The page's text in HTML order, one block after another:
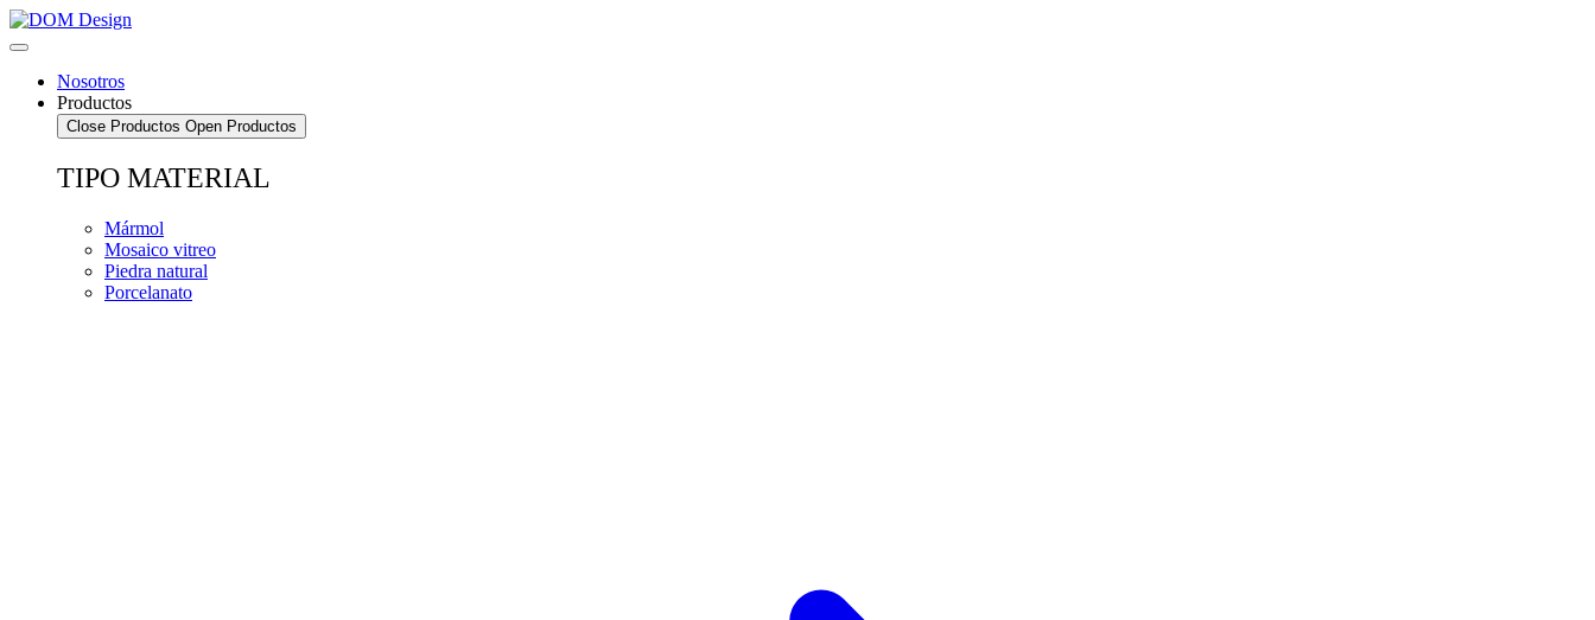
Saltar
al
Nosotros
Productos
Close Productos Open Productos
TIPO MATERIAL
Mármol
Mosaico vitreo
Piedra natural
Porcelanato